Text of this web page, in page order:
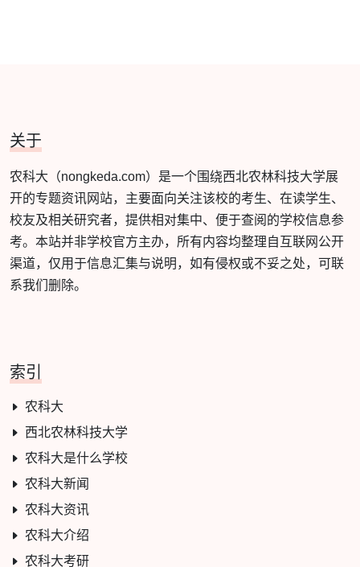
关于
农科大（nongkeda.com）是一个围绕西北农林科技大学展
开的专题资讯网站，主要面向关注该校的考生、在读学生、
校友及相关研究者，提供相对集中、便于查阅的学校信息参
考。本站并非学校官方主办，所有内容均整理自互联网公开
渠道，仅用于信息汇集与说明，如有侵权或不妥之处，可联
系我们删除。
索引
农科大
西北农林科技大学
农科大是什么学校
农科大新闻
农科大资讯
农科大介绍
农科大考研